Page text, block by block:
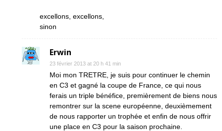
excellons, excellons,
sinon
Erwin
23 février 2013 at 20 h 41 min
Moi mon TRETRE, je suis pour continuer le chemin
en C3 et gagné la coupe de France, ce qui nous
ferais un triple bénéfice, premièrement de biens nous
remontrer sur la scene européenne, deuxièmement
de nous rapporter un trophée et enfin de nous offrir
une place en C3 pour la saison prochaine.